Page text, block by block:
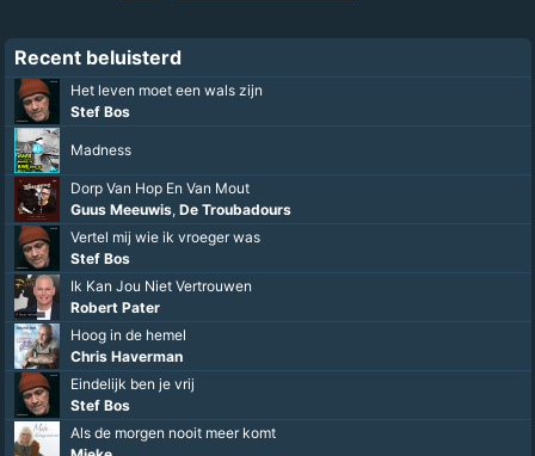
Recent beluisterd
Het leven moet een wals zijn
Stef Bos
Madness
Dorp Van Hop En Van Mout
Guus Meeuwis, De Troubadours
Vertel mij wie ik vroeger was
Stef Bos
Ik Kan Jou Niet Vertrouwen
Robert Pater
Hoog in de hemel
Chris Haverman
Eindelijk ben je vrij
Stef Bos
Als de morgen nooit meer komt